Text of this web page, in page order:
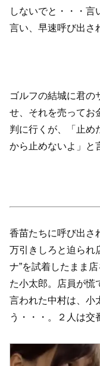
しないでと・・・言
言い、早速呼び出さ
ゴルフの結城に君の
せ、それを売ってお
判に行くが、「止め
から止めないよ」と
香苗たちに呼び出さ
万引きしろと迫られ
ナ”を試着したまま
た小太郎。店員が慌
言われた中村は、小
う・・・。２人は交